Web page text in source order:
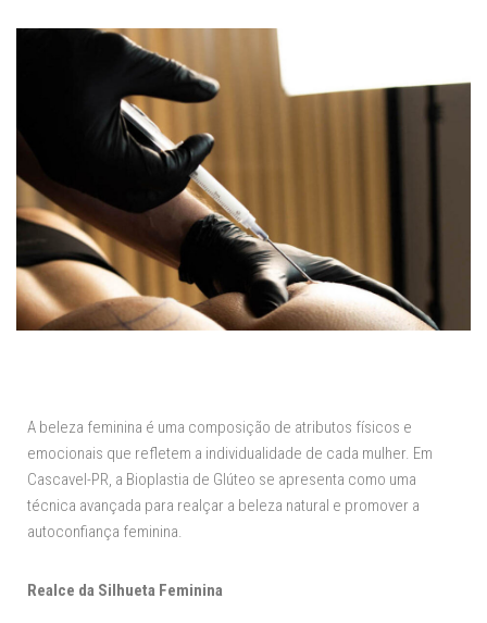
A beleza feminina é uma composição de atributos físicos e
emocionais que refletem a individualidade de cada mulher. Em
Cascavel-PR, a Bioplastia de Glúteo se apresenta como uma
técnica avançada para realçar a beleza natural e promover a
autoconfiança feminina.
Realce da Silhueta Feminina